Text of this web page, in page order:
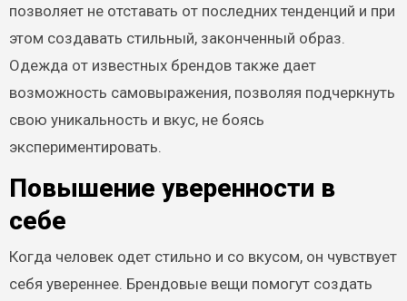
позволяет не отставать от последних тенденций и при
этом создавать стильный, законченный образ.
Одежда от известных брендов также дает
возможность самовыражения, позволяя подчеркнуть
свою уникальность и вкус, не боясь
экспериментировать.
Повышение уверенности в
себе
Когда человек одет стильно и со вкусом, он чувствует
себя увереннее. Брендовые вещи помогут создать